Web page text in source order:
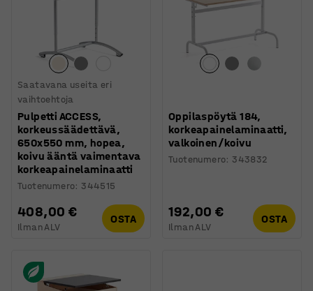
Saatavana useita eri
vaihtoehtoja
Pulpetti ACCESS,
korkeussäädettävä,
650x550 mm, hopea,
koivu ääntä vaimentava
korkeapainelaminaatti
Tuotenumero: 344515
408,00 €
Ilman ALV
OSTA
Oppilaspöytä 184,
korkeapainelaminaatti,
valkoinen/koivu
Tuotenumero: 343832
192,00 €
Ilman ALV
OSTA